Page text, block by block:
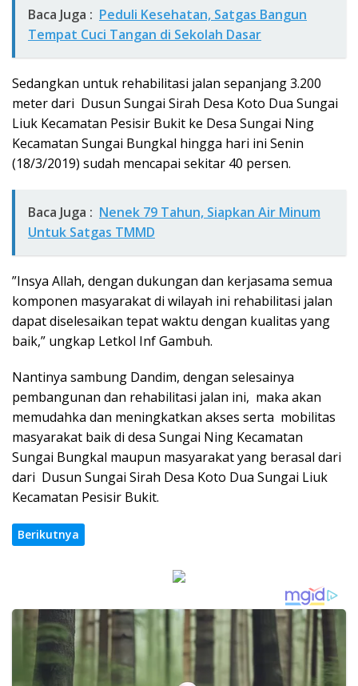
Baca Juga : Peduli Kesehatan, Satgas Bangun
Tempat Cuci Tangan di Sekolah Dasar
Sedangkan untuk rehabilitasi jalan sepanjang 3.200
meter dari Dusun Sungai Sirah Desa Koto Dua Sungai
Liuk Kecamatan Pesisir Bukit ke Desa Sungai Ning
Kecamatan Sungai Bungkal hingga hari ini Senin
(18/3/2019) sudah mencapai sekitar 40 persen.
Baca Juga : Nenek 79 Tahun, Siapkan Air Minum
Untuk Satgas TMMD
”Insya Allah, dengan dukungan dan kerjasama semua
komponen masyarakat di wilayah ini rehabilitasi jalan
dapat diselesaikan tepat waktu dengan kualitas yang
baik,” ungkap Letkol Inf Gambuh.
Nantinya sambung Dandim, dengan selesainya
pembangunan dan rehabilitasi jalan ini, maka akan
memudahka dan meningkatkan akses serta mobilitas
masyarakat baik di desa Sungai Ning Kecamatan
Sungai Bungkal maupun masyarakat yang berasal dari
dari Dusun Sungai Sirah Desa Koto Dua Sungai Liuk
Kecamatan Pesisir Bukit.
Berikutnya